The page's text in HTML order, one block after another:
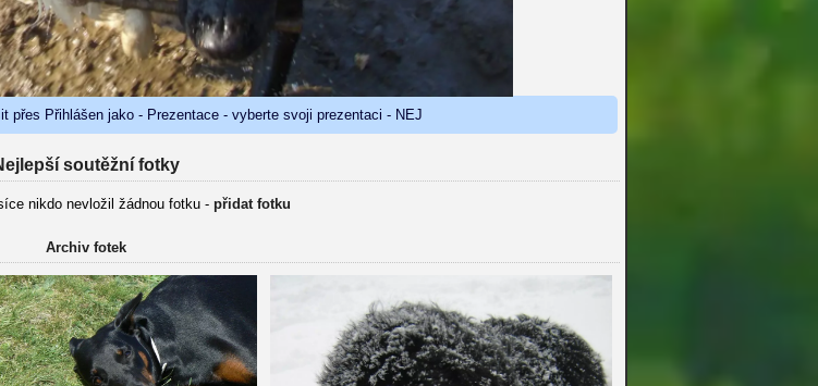
přes Přihlášen jako - Prezentace - vyberte svoji prezentaci - NEJ
soutěžní fotky
nikdo nevložil žádnou fotku - přidat fotku
Archiv fotek